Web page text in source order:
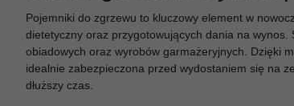
Pojemniki do zgrzewu to kluczowy element w
dietetyczny oraz przygotowujących dania na
obiadowych oraz wyrobów garmażeryjnych. Dzięki
idealnie zabezpieczona przed wydostaniem się na
dłuższy czas.